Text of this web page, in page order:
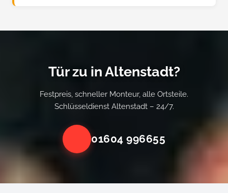
Tür zu in Altenstadt?
Festpreis, schneller Monteur, alle Ortsteile.
Schlüsseldienst Altenstadt – 24/7.
01604 996655